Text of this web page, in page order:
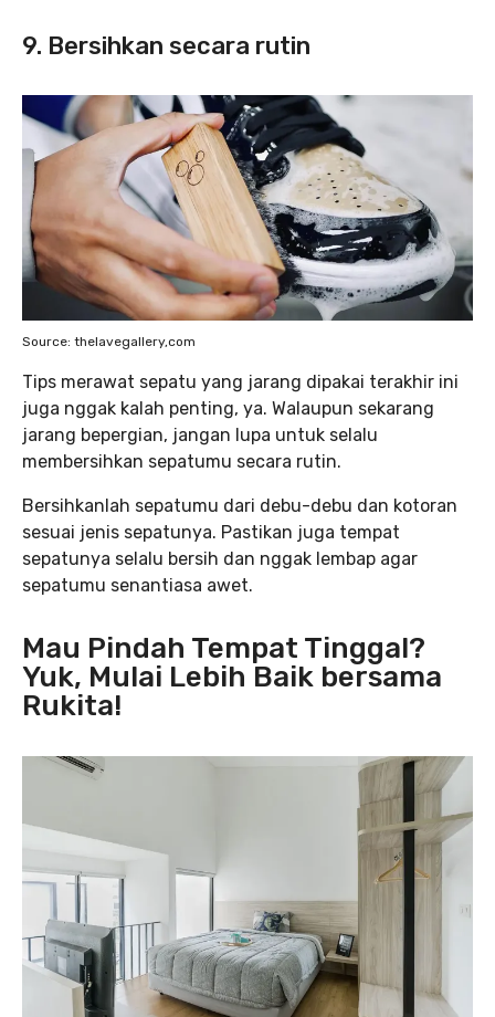
9. Bersihkan secara rutin
Source: thelavegallery,com
Tips merawat sepatu yang jarang dipakai terakhir ini
juga nggak kalah penting, ya. Walaupun sekarang
jarang bepergian, jangan lupa untuk selalu
membersihkan sepatumu secara rutin.
Bersihkanlah sepatumu dari debu-debu dan kotoran
sesuai jenis sepatunya. Pastikan juga tempat
sepatunya selalu bersih dan nggak lembap agar
sepatumu senantiasa awet.
Mau Pindah Tempat Tinggal?
Yuk, Mulai Lebih Baik bersama
Rukita!